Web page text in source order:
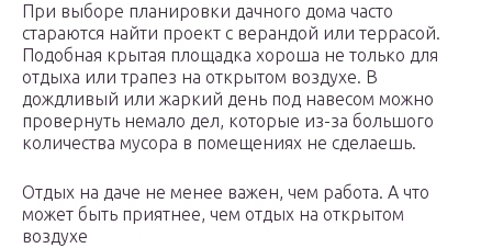
При выборе планировки дачного дома часто
стараются найти проект с верандой или террасой.
Подобная крытая площадка хороша не только для
отдыха или трапез на открытом воздухе. В
дождливый или жаркий день под навесом можно
провернуть немало дел, которые из-за большого
количества мусора в помещениях не сделаешь.
Отдых на даче не менее важен, чем работа. А что
может быть приятнее, чем отдых на открытом
воздухе